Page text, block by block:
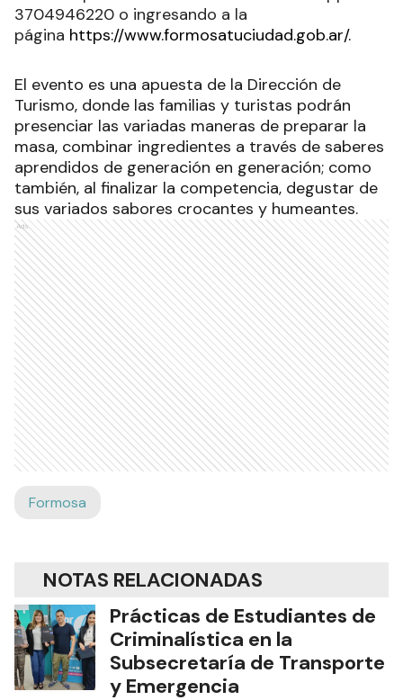
3704946220 o ingresando a la
página https://www.formosatuciudad.gob.ar/.
El evento es una apuesta de la Dirección de
Turismo, donde las familias y turistas podrán
presenciar las variadas maneras de preparar la
masa, combinar ingredientes a través de saberes
aprendidos de generación en generación; como
también, al finalizar la competencia, degustar de
sus variados sabores crocantes y humeantes.
Ads
Formosa
NOTAS RELACIONADAS
Prácticas de Estudiantes de
Criminalística en la
Subsecretaría de Transporte
y Emergencia